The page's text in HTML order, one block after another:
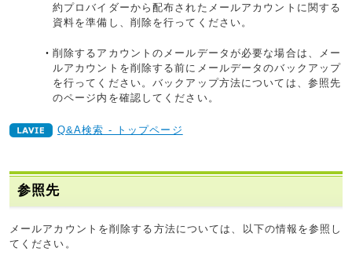
約プロバイダーから配布されたメールアカウントに関する
資料を準備し、削除を行ってください。
削除するアカウントのメールデータが必要な場合は、メー
ルアカウントを削除する前にメールデータのバックアップ
を行ってください。バックアップ方法については、参照先
のページ内を確認してください。
Q&A検索 - トップページ
参照先
メールアカウントを削除する方法については、以下の情報を参照し
てください。